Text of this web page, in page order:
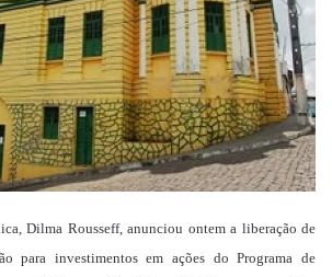
Dilma Rousseff, anunciou ontem a liberação de
para investimentos em ações do Programa de